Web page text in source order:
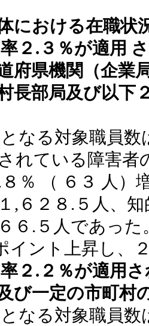
における在職状
２.３％が適用
府県機関（企業
長部局及び以下
なる対象職員数
れている障害者
％ （ ６３ 人）
,６２８.５人、
６.５人であっ
イント上昇し、
２.２％が適用
び一定の市町村
なる対象職員数